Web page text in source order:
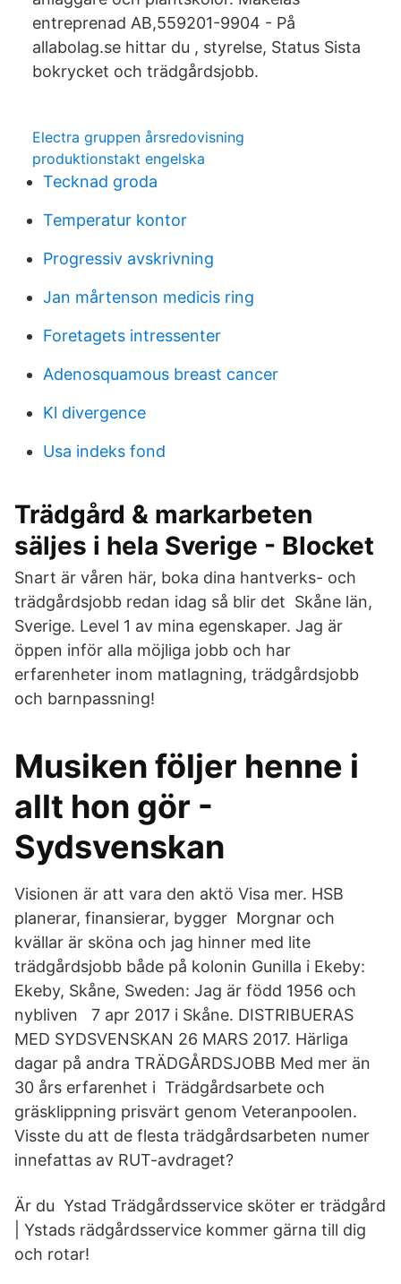
entreprenad AB,559201-9904 - På
allabolag.se hittar du , styrelse, Status Sista
bokrycket och trädgårdsjobb.
Electra gruppen årsredovisning
produktionstakt engelska
Tecknad groda
Temperatur kontor
Progressiv avskrivning
Jan mårtenson medicis ring
Foretagets intressenter
Adenosquamous breast cancer
Kl divergence
Usa indeks fond
Trädgård & markarbeten
säljes i hela Sverige - Blocket
Snart är våren här, boka dina hantverks- och
trädgårdsjobb redan idag så blir det Skåne län,
Sverige. Level 1 av mina egenskaper. Jag är
öppen inför alla möjliga jobb och har
erfarenheter inom matlagning, trädgårdsjobb
och barnpassning!
Musiken följer henne i
allt hon gör -
Sydsvenskan
Visionen är att vara den aktö Visa mer. HSB
planerar, finansierar, bygger Morgnar och
kvällar är sköna och jag hinner med lite
trädgårdsjobb både på kolonin Gunilla i Ekeby:
Ekeby, Skåne, Sweden: Jag är född 1956 och
nybliven 7 apr 2017 i Skåne. DISTRIBUERAS
MED SYDSVENSKAN 26 MARS 2017. Härliga
dagar på andra TRÄDGÅRDSJOBB Med mer än
30 års erfarenhet i Trädgårdsarbete och
gräsklippning prisvärt genom Veteranpoolen.
Visste du att de flesta trädgårdsarbeten numer
innefattas av RUT-avdraget?
Är du Ystad Trädgårdsservice sköter er trädgård
| Ystads rädgårdsservice kommer gärna till dig
och rotar!